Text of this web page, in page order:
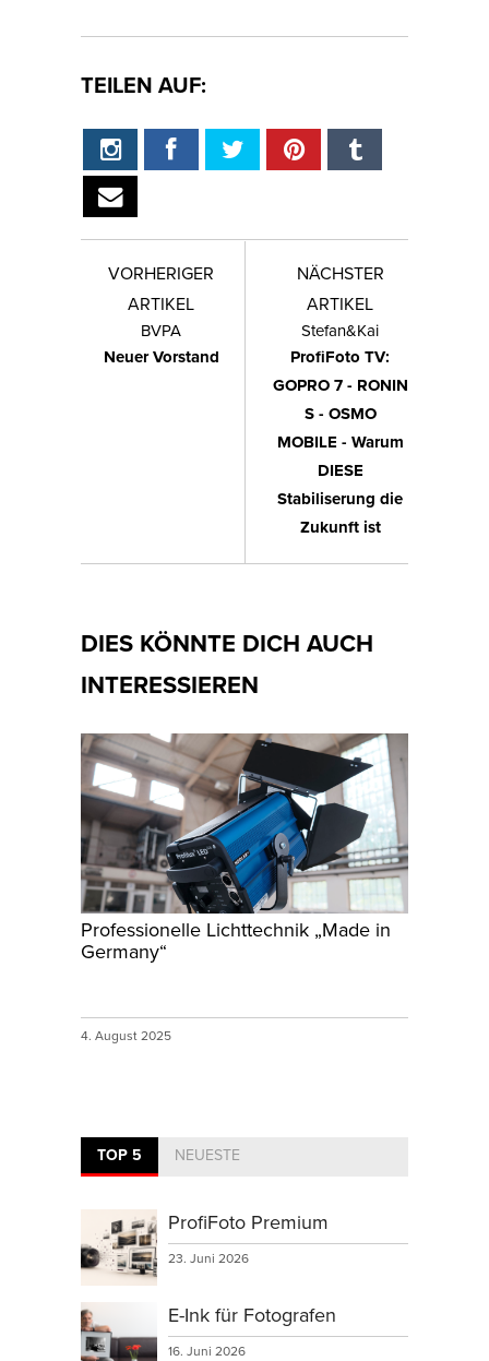
TEILEN AUF:
VORHERIGER
ARTIKEL
BVPA
Neuer Vorstand
NÄCHSTER
ARTIKEL
Stefan&Kai
ProfiFoto TV:
GOPRO 7 - RONIN
S - OSMO
MOBILE - Warum
DIESE
Stabiliserung die
Zukunft ist
DIES KÖNNTE DICH AUCH
INTERESSIEREN
Professionelle Lichttechnik „Made in
Germany“
4. August 2025
TOP 5 NEUESTE
ProfiFoto Premium
23. Juni 2026
E-Ink für Fotografen
16. Juni 2026